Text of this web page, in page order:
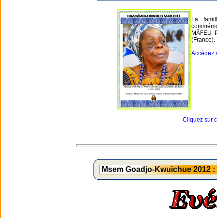
La
MÂFEU
(France).
Accédez
Cliquez sur
Msem Goadjo-Kwuichue 2012